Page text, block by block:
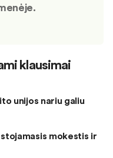
klausimai
unijos nariu galiu
mokestis ir